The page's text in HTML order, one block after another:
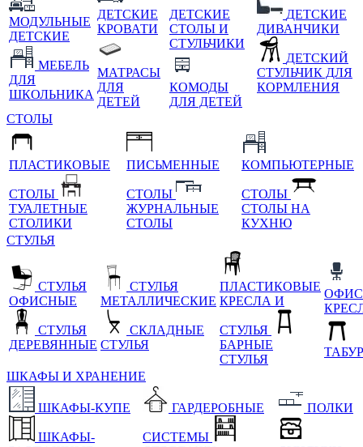
МОДУЛЬНЫЕ
ДЕТСКИЕ
МЕБЕЛЬ
ДЛЯ
ШКОЛЬНИКА
ДЕТСКИЕ
КРОВАТИ
МАТРАСЫ
ДЛЯ
ДЕТЕЙ
ДЕТСКИЕ
СТОЛЫ И
СТУЛЬЧИКИ
КОМОДЫ
ДЛЯ ДЕТЕЙ
ДЕТСКИЕ
ДИВАНЧИКИ
ДЕТСКИЙ
СТУЛЬЧИК ДЛЯ
КОРМЛЕНИЯ
СТОЛЫ
ПЛАСТИКОВЫЕ
СТОЛЫ
ТУАЛЕТНЫЕ
СТОЛИКИ
ПИСЬМЕННЫЕ
СТОЛЫ
ЖУРНАЛЬНЫЕ
СТОЛЫ
КОМПЬЮТЕРНЫЕ
СТОЛЫ
СТОЛЫ НА
КУХНЮ
СТУЛЬЯ
СТУЛЬЯ
ОФИСНЫЕ
СТУЛЬЯ
ДЕРЕВЯННЫЕ
СТУЛЬЯ
МЕТАЛЛИЧЕСКИЕ
СКЛАДНЫЕ
СТУЛЬЯ
ПЛАСТИКОВЫЕ
КРЕСЛА И
СТУЛЬЯ
БАРНЫЕ
СТУЛЬЯ
ШКАФЫ И ХРАНЕНИЕ
ШКАФЫ-КУПЕ
ШКАФЫ-
ГАРДЕРОБНЫЕ
СИСТЕМЫ
ПОЛКИ